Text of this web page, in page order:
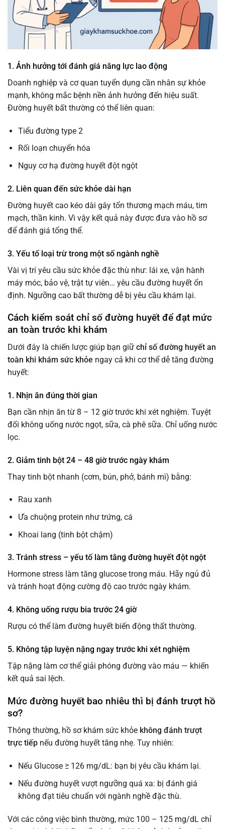
1. Ảnh hưởng tới đánh giá năng lực lao động
Doanh nghiệp và cơ quan tuyển dụng cần nhân sự khỏe
mạnh, không mắc bệnh nền ảnh hưởng đến hiệu suất.
Đường huyết bất thường có thể liên quan:
Tiểu đường type 2
Rối loạn chuyển hóa
Nguy cơ hạ đường huyết đột ngột
2. Liên quan đến sức khỏe dài hạn
Đường huyết cao kéo dài gây tổn thương mạch máu, tim
mạch, thần kinh. Vì vậy kết quả này được đưa vào hồ sơ
để đánh giá tổng thể.
3. Yếu tố loại trừ trong một số ngành nghề
Vài vị trí yêu cầu sức khỏe đặc thù như: lái xe, vận hành
máy móc, bảo vệ, trật tự viên… yêu cầu đường huyết ổn
định. Ngưỡng cao bất thường dễ bị yêu cầu khám lại.
Cách kiểm soát chỉ số đường huyết để đạt mức
an toàn trước khi khám
Dưới đây là chiến lược giúp bạn giữ chỉ số đường huyết an
toàn khi khám sức khỏe ngay cả khi cơ thể dễ tăng đường
huyết:
1. Nhịn ăn đúng thời gian
Bạn cần nhịn ăn từ 8 – 12 giờ trước khi xét nghiệm. Tuyệt
đối không uống nước ngọt, sữa, cà phê sữa. Chỉ uống nước
lọc.
2. Giảm tinh bột 24 – 48 giờ trước ngày khám
Thay tinh bột nhanh (cơm, bún, phở, bánh mì) bằng:
Rau xanh
Ưa chuộng protein như trứng, cá
Khoai lang (tinh bột chậm)
3. Tránh stress – yếu tố làm tăng đường huyết đột ngột
Hormone stress làm tăng glucose trong máu. Hãy ngủ đủ
và tránh hoạt động cường độ cao trước ngày khám.
4. Không uống rượu bia trước 24 giờ
Rượu có thể làm đường huyết biến động thất thường.
5. Không tập luyện nặng ngay trước khi xét nghiệm
Tập nặng làm cơ thể giải phóng đường vào máu — khiến
kết quả sai lệch.
Mức đường huyết bao nhiêu thì bị đánh trượt hồ
sơ?
Thông thường, hồ sơ khám sức khỏe không đánh trượt
trực tiếp nếu đường huyết tăng nhẹ. Tuy nhiên:
Nếu Glucose ≥ 126 mg/dL: bạn bị yêu cầu khám lại.
Nếu đường huyết vượt ngưỡng quá xa: bị đánh giá
không đạt tiêu chuẩn với ngành nghề đặc thù.
Với các công việc bình thường, mức 100 – 125 mg/dL chỉ